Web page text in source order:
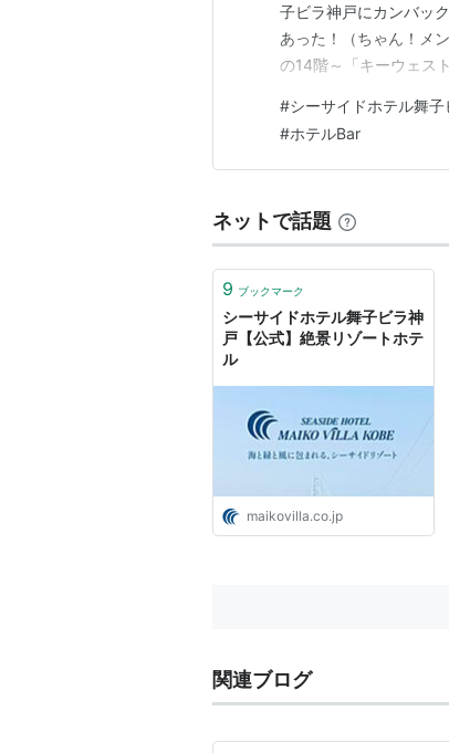
子ビラ神戸にカンバッ
あった！（ちゃん！メ
の14階～「キーウェス
～～⇑ あっ！マグロ君
か？した物から～ う～
#シーサイドホテル舞子
#ホテルBar
ネットで話題
9 ブックマーク
シーサイドホテル舞子ビラ神
戸【公式】絶景リゾートホテ
ル
maikovilla.co.jp
関連ブログ